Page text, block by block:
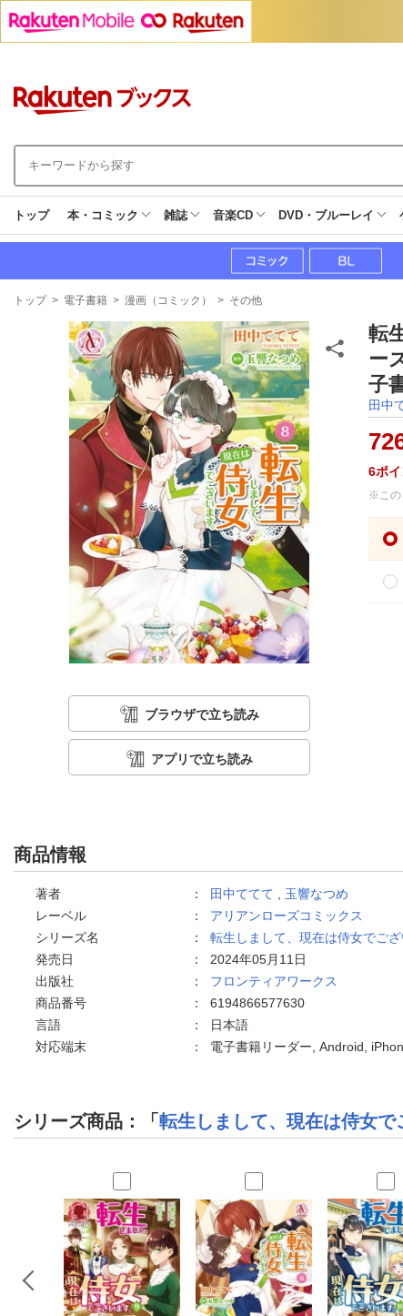
トップ 本・コミック 雑誌 音楽CD DVD・ブルーレイ
現
トップ > 電子書籍 > 漫画（コミック） > その他
ブラウザで立ち読み
アプリで立ち読み
転
ー
子
田中
6ポイ
※この
商品情報
著者 ： 田中ててて
玉響なつめ
レーベル
： アリアンローズコミックス
シリーズ名
： 転生しまして、現在は侍女でござ
発売日
： 2024年05月11日
出版社
： フロンティアワークス
商品番号
： 6194866577630
言語
：
日本語
対応端末
： 電子書籍リーダー, Android,
シリーズ商品：「 転生しまして、現在は侍女で